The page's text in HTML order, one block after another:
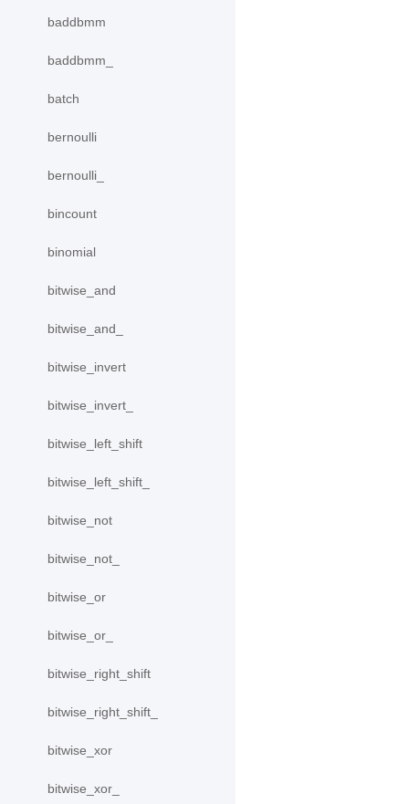
baddbmm
baddbmm_
batch
bernoulli
bernoulli_
bincount
binomial
bitwise_and
bitwise_and_
bitwise_invert
bitwise_invert_
bitwise_left_shift
bitwise_left_shift_
bitwise_not
bitwise_not_
bitwise_or
bitwise_or_
bitwise_right_shift
bitwise_right_shift_
bitwise_xor
bitwise_xor_